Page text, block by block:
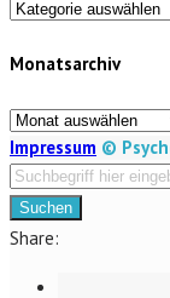
Themen
Kategorien
Monatsarchiv
Monatsarchiv
Impressum ©
Suchen
Share: